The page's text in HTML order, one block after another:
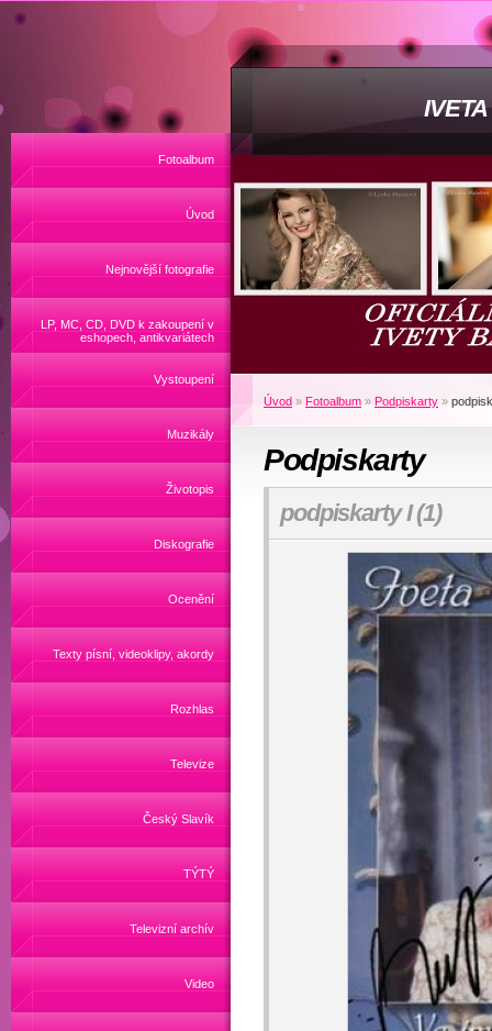
Fotoalbum
Úvod
Nejnovější fotografie
LP, MC, CD, DVD k zakoupení v
eshopech, antikvariátech
Vystoupení
Muzikály
Životopis
Diskografie
Ocenění
Texty písní, videoklipy, akordy
Rozhlas
Televize
Český Slavík
TÝTÝ
Televizní archív
Video
Úvod » Fotoalbum » Podpiskarty »
Podpiskarty
podpiskarty I (1)